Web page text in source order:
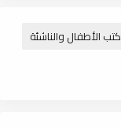
كتب الأطفال والناشئة